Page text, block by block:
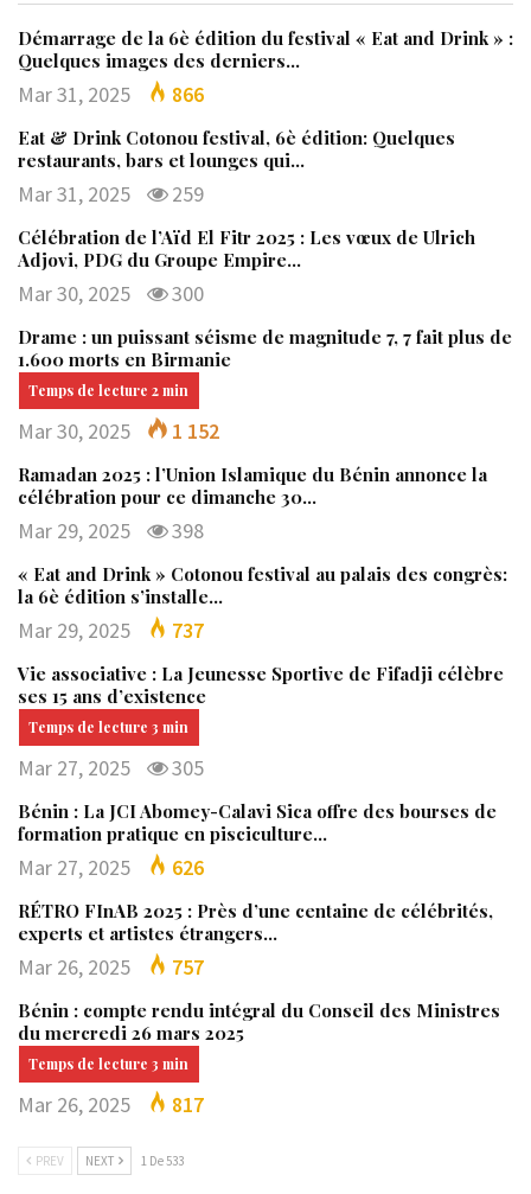
Démarrage de la 6è édition du festival « Eat and Drink » :
Quelques images des derniers…
Mar 31, 2025 866
Eat & Drink Cotonou festival, 6è édition: Quelques
restaurants, bars et lounges qui…
Mar 31, 2025 259
Célébration de l’Aïd El Fitr 2025 : Les vœux de Ulrich
Adjovi, PDG du Groupe Empire…
Mar 30, 2025 300
Drame : un puissant séisme de magnitude 7, 7 fait plus de
1.600 morts en Birmanie
Mar 30, 2025 1 152
Ramadan 2025 : l’Union Islamique du Bénin annonce la
célébration pour ce dimanche 30…
Mar 29, 2025 398
« Eat and Drink » Cotonou festival au palais des congrès:
la 6è édition s’installe…
Mar 29, 2025 737
Vie associative : La Jeunesse Sportive de Fifadji célèbre
ses 15 ans d’existence
Mar 27, 2025 305
Bénin : La JCI Abomey-Calavi Sica offre des bourses de
formation pratique en pisciculture…
Mar 27, 2025 626
RÉTRO FInAB 2025 : Près d’une centaine de célébrités,
experts et artistes étrangers…
Mar 26, 2025 757
Bénin : compte rendu intégral du Conseil des Ministres
du mercredi 26 mars 2025
Mar 26, 2025 817
PREV NEXT 1 De 533